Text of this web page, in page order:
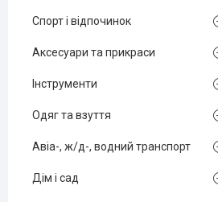
Спорт і відпочинок
Аксесуари та прикраси
Інструменти
Одяг та взуття
Авіа-, ж/д-, водний транспорт
Дім і сад